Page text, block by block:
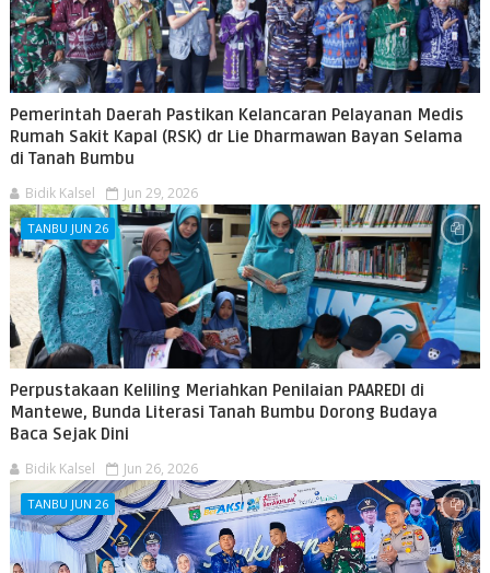
Pemerintah Daerah Pastikan Kelancaran Pelayanan Medis
Rumah Sakit Kapal (RSK) dr Lie Dharmawan Bayan Selama
di Tanah Bumbu
Bidik Kalsel Jun 29, 2026
TANBU JUN 26
Perpustakaan Keliling Meriahkan Penilaian PAAREDI di
Mantewe, Bunda Literasi Tanah Bumbu Dorong Budaya
Baca Sejak Dini
Bidik Kalsel Jun 26, 2026
TANBU JUN 26